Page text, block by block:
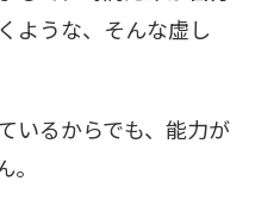
ような、そんな虚し
いるからでも、能力が